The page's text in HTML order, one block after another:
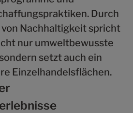
Durch
Nachhaltigkeit spricht
nur umweltbewusste
setzt auch ein
Einzelhandelsflächen.